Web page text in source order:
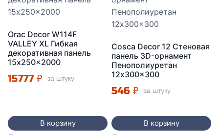
Orac Decor W114F
VALLEY XL Гибкая
декоративная панель
15x250x2000
15777 ₽ за штуку
В корзину
Cosca Decor 12 Стеновая
панель 3D-орнамент
Пенополиуретан
12x300x300
546 ₽ за штуку
В корзину